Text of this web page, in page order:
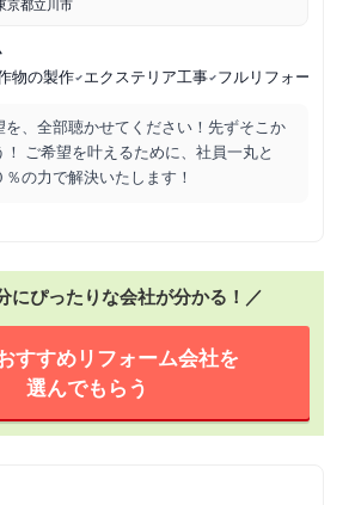
京都立川市
物の製作 エクステリア工事 フルリフォーム・
を、全部聴かせてください！先ずそこか
！ ご希望を叶えるために、社員一丸と
の力で解決いたします！
にぴったりな会社が分かる！／
すすめリフォーム会社を
選んでもらう